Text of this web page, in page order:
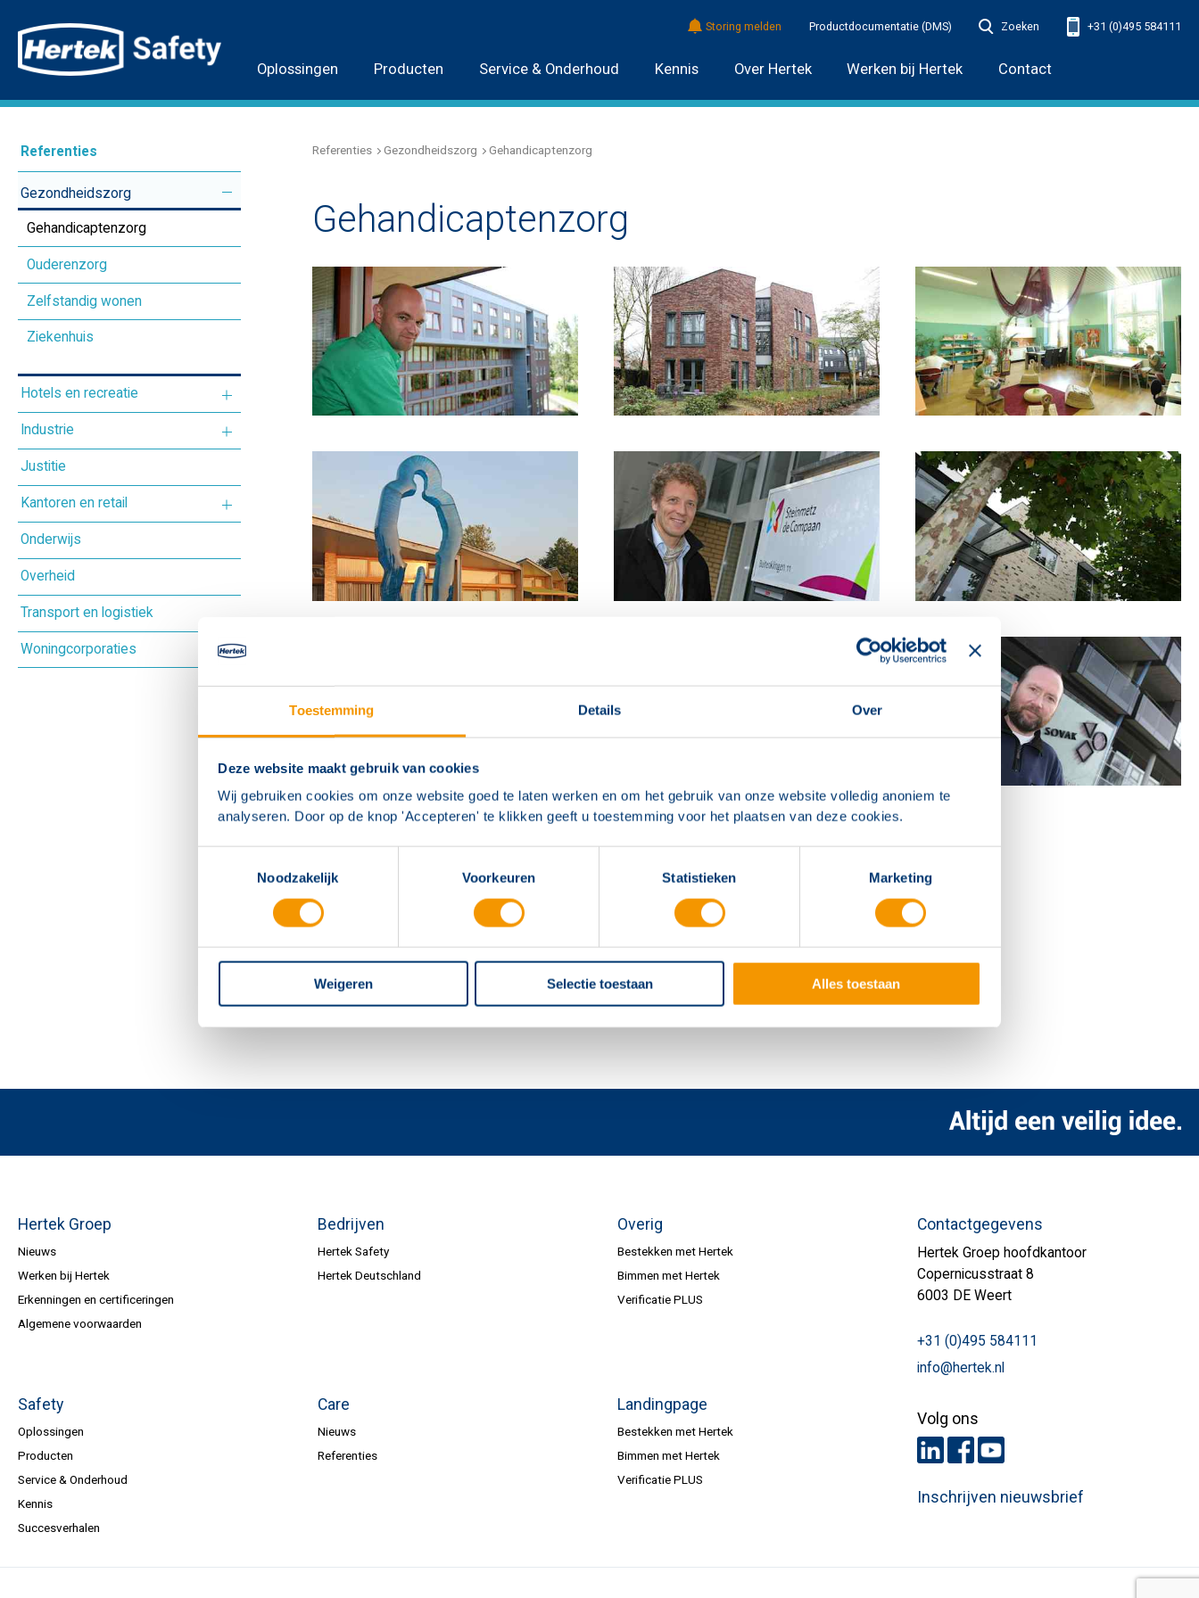
Toestemming Details Over
Deze website maakt gebruik van cookies
Wij gebruiken cookies om onze website goed te laten werken en om het gebruik van onze website volledig anoniem te
analyseren. Door op de knop 'Accepteren' te klikken geeft u toestemming voor het plaatsen van deze cookies.
Noodzakelijk
Voorkeuren Statistieken Marketing
Weigeren Selectie toestaan Alles toestaan
Oplossingen Producten Service & Onderhoud Kennis Over Hertek Werken bij Hertek Contact
Storing melden Productdocumentatie (DMS) Zoeken +31 (0)495 584111
Referenties
Gezondheidszorg
Gehandicaptenzorg
Ouderenzorg
Zelfstandig wonen
Ziekenhuis
Hotels en recreatie
Cultureel centrum
Hotel
Musea
Sportcomplex
Theater
Industrie
Overige industrie
Justitie
Kantoren en retail
Kantoor
Winkelcentrum
Onderwijs
Overheid
Transport en logistiek
Woningcorporaties
Referenties Gezondheidszorg Gehandicaptenzorg
Gehandicaptenzorg
Hertek Groep
Nieuws
Werken bij Hertek
Erkenningen en certificeringen
Algemene voorwaarden
Bedrijven
Hertek Safety
Hertek Deutschland
Overig
Bestekken met Hertek
Bimmen met Hertek
Verificatie PLUS
Safety
Oplossingen
Producten
Service & Onderhoud
Kennis
Succesverhalen
Care
Nieuws
Referenties
Landingpage
Bestekken met Hertek
Bimmen met Hertek
Verificatie PLUS
Contactgegevens
Hertek Groep hoofdkantoor
Copernicusstraat 8
6003 DE Weert
+31 (0)495 584111
info@hertek.nl
Volg ons
Inschrijven nieuwsbrief